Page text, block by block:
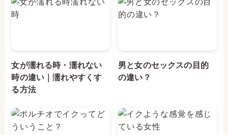
女が濡れる時・濡れない
時の違い｜濡れやすくす
る方法
男と女のセックスの目的
の違い？